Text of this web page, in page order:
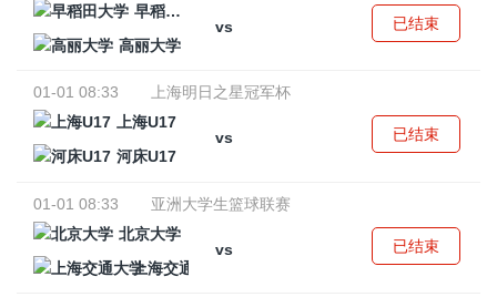
早稻田大学
vs
高丽大学
已结束
01-01 08:33
上海明日之星冠军杯
上海U17
vs
河床U17
已结束
01-01 08:33
亚洲大学生篮球联赛
北京大学
vs
上海交通大学
已结束